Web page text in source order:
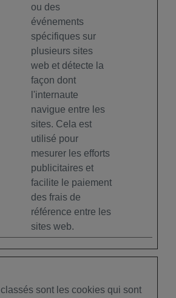
ou des
événements
spécifiques sur
plusieurs sites
web et détecte la
façon dont
l'internaute
navigue entre les
sites. Cela est
utilisé pour
mesurer les efforts
publicitaires et
facilite le paiement
des frais de
référence entre les
sites web.
classés sont les cookies qui sont